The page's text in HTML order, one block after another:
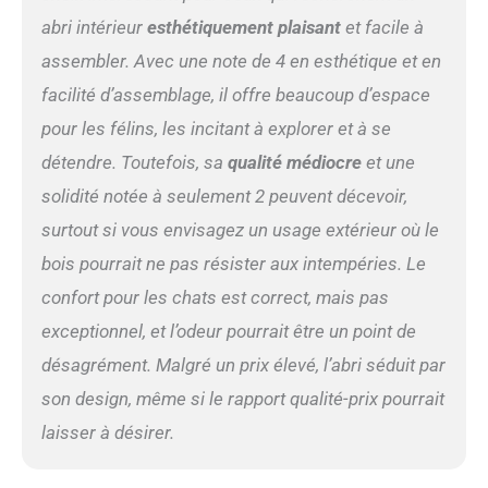
abri intérieur esthétiquement plaisantet facile à
assembler. Avec une note de 4 en esthétique et en
facilité d’assemblage, il offre beaucoup d’espace
pour les félins, les incitant à explorer et à se
détendre. Toutefois, sa qualité médiocreet une
solidité notée à seulement 2 peuvent décevoir,
surtout si vous envisagez un usage extérieur où le
bois pourrait ne pas résister aux intempéries. Le
confort pour les chats est correct, mais pas
exceptionnel, et l’odeur pourrait être un point de
désagrément. Malgré un prix élevé, l’abri séduit par
son design, même si le rapport qualité-prix pourrait
laisser à désirer.